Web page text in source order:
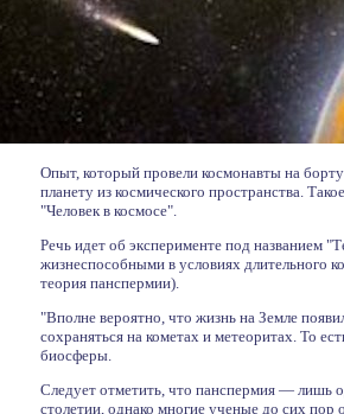
Опыт, который провели космонавты на
планету из космического пространства.
"Человек в космосе".
Речь идет об эксперименте под названием
жизнеспособными в условиях длительного
теория панспермии).
"Вполне вероятно, что жизнь на Земле
сохраняться на кометах и метеоритах. То
биосферы.
Следует отметить, что панспермия — лишь
столетии, однако многие ученые до сих пор